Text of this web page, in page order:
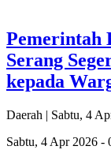
Pemerintah
Serang
kepada
Daerah | Sabtu, 4
Sabtu, 4 Apr 2026 -